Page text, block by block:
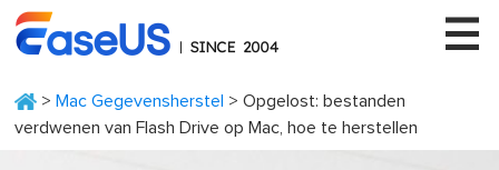
> Mac Gegevensherstel > Opgelost: bestanden
verdwenen van Flash Drive op Mac, hoe te herstellen